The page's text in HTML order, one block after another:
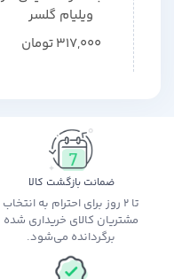
ویلیام گلسر
317,000تومان
ضمانت بازگشت کالا
تا 2 روز برای احترام به انتخاب
مشتریان کالای خریداری شده
برگردانده می‌شود.